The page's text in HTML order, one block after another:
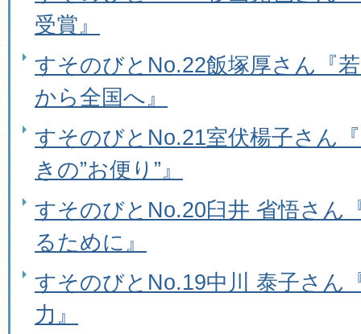
受賞』
すそのびとNo.22飯塚厚さん『
から全国へ』
すそのびとNo.21室伏楊子さん
きの”お便り”』
すそのびとNo.20臼井 省悟さん
るために』
すそのびとNo.19中川 泰子さん
力』